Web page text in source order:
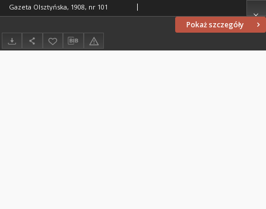
Pokaż szczegóły
Gazeta Olsztyńska, 1908, nr 101